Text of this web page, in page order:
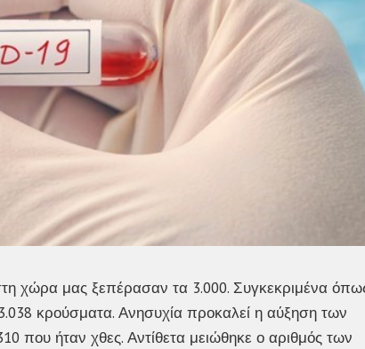
χώρα μας ξεπέρασαν τα 3.000. Συγκεκριμένα
κρούσματα. Ανησυχία προκαλεί η αύξηση των
που ήταν χθες. Αντίθετα μειώθηκε ο αριθμός των